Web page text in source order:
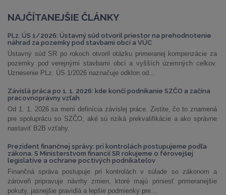
NAJČÍTANEJŠIE ČLÁNKY
PLz. ÚS 1/2026: Ústavný súd otvoril priestor na prehodnotenie
náhrad za pozemky pod stavbami obcí a VÚC
Ústavný súd SR po rokoch otvoril otázku primeranej kompenzácie za
pozemky pod verejnými stavbami obcí a vyšších územných celkov.
Uznesenie PLz. ÚS 1/2026 naznačuje odklon od...
Závislá práca po 1. 1. 2026: kde končí podnikanie SZČO a začína
pracovnoprávny vzťah
Od 1. 1. 2026 sa mení definícia závislej práce. Zistite, čo to znamená
pre spoluprácu so SZČO, aké sú riziká prekvalifikácie a ako správne
nastaviť B2B vzťahy.
Prezident finančnej správy: pri kontrolách postupujeme podľa
zákona. S Ministerstvom financií SR rokujeme o férovejšej
legislatíve a ochrane poctivých podnikateľov
Finančná správa postupuje pri kontrolách v súlade so zákonom a
zároveň pripravuje návrhy zmien, ktoré majú priniesť primeranejšie
pokuty, jasnejšie pravidlá a lepšie podmienky pre...